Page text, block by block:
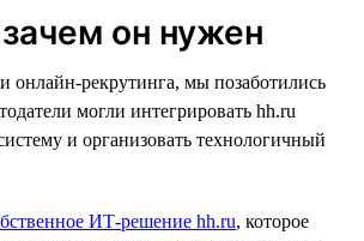
он нужен
онлайн-рекрутинга, мы позаботились
могли интегрировать hh.ru
и организовать технологичный
ИТ-решение hh.ru, которое